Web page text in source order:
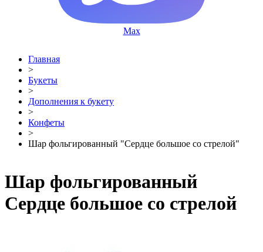
Max
Главная
>
Букеты
>
Дополнения к букету
>
Конфеты
>
Шар фольгированный "Сердце большое со стрелой"
Шар фольгированный
Сердце большое со стрелой